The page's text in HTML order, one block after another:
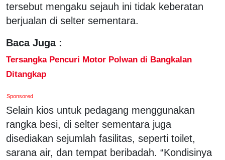
tersebut mengaku sejauh ini tidak keberatan
berjualan di selter sementara.
Baca Juga :
Tersangka Pencuri Motor Polwan di Bangkalan
Ditangkap
Sponsored
Selain kios untuk pedagang menggunakan
rangka besi, di selter sementara juga
disediakan sejumlah fasilitas, seperti toilet,
sarana air, dan tempat beribadah. “Kondisinya